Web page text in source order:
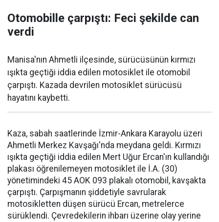
Otomobille çarpıştı: Feci şekilde can
verdi
Manisa'nın Ahmetli ilçesinde, sürücüsünün kırmızı
ışıkta geçtiği iddia edilen motosiklet ile otomobil
çarpıştı. Kazada devrilen motosiklet sürücüsü
hayatını kaybetti.
Kaza, sabah saatlerinde İzmir-Ankara Karayolu üzeri
Ahmetli Merkez Kavşağı'nda meydana geldi. Kırmızı
ışıkta geçtiği iddia edilen Mert Uğur Ercan'ın kullandığı
plakası öğrenilemeyen motosiklet ile İ.A. (30)
yönetimindeki 45 AOK 093 plakalı otomobil, kavşakta
çarpıştı. Çarpışmanın şiddetiyle savrularak
motosikletten düşen sürücü Ercan, metrelerce
sürüklendi. Çevredekilerin ihbarı üzerine olay yerine